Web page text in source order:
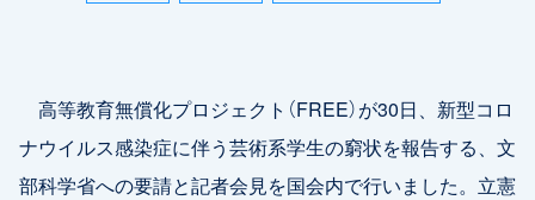
高等教育無償化プロジェクト（FREE）が30日、新型コロ
ナウイルス感染症に伴う芸術系学生の窮状を報告する、文
部科学省への要請と記者会見を国会内で行いました。立憲